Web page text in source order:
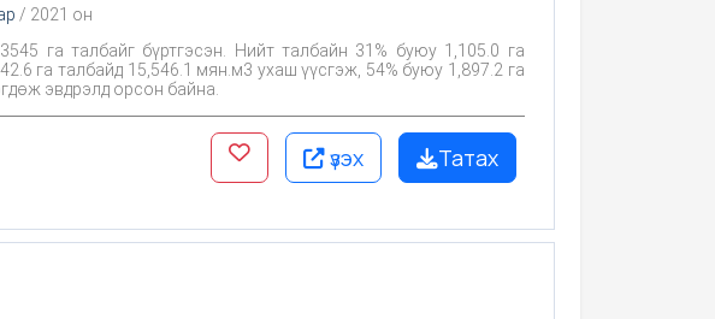
/ 2021 он
га талбайг бүртгэсэн. Нийт талбайн 31% буюу 1,105.0 га
га талбайд 15,546.1 мян.м3 ухаш үүсгэж, 54% буюу 1,897.2 га
эвдрэлд орсон байна.
үзэх Татах